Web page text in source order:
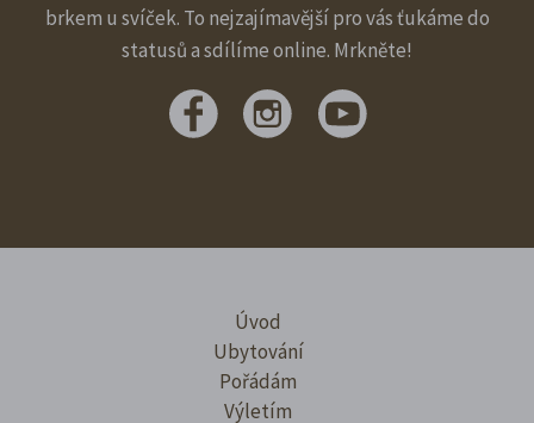
brkem u svíček. To nejzajímavější pro vás ťukáme do
statusů a sdílíme online. Mrkněte!
Úvod
Ubytování
Pořádám
Výletím